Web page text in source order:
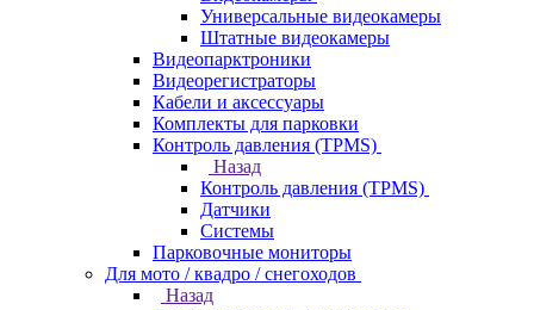
Универсальные видеокамеры
Штатные видеокамеры
Видеопарктроники
Видеорегистраторы
Кабели и аксессуары
Комплекты для парковки
Контроль давления (TPMS)
Назад
Контроль давления (TPMS)
Датчики
Системы
Парковочные мониторы
Для мото / квадро / снегоходов
Назад